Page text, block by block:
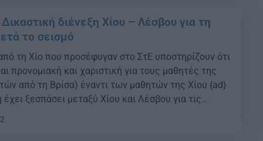
διένεξη Χίου – Λέσβου για τη
το σεισμό
τη Χίο που προσέφυγαν στο ΣτΕ υποστηρίζουν ότι
προνομιακή και χαριστική για τους μαθητές της
από τη Βρίσα) έναντι των μαθητών της Χίου {ad}
έχει ξεσπάσει μεταξύ Χίου και Λέσβου για τις
πανελλαδικές εξετάσεις στα ΑΕΙ και ΤΕΙ,
[…]